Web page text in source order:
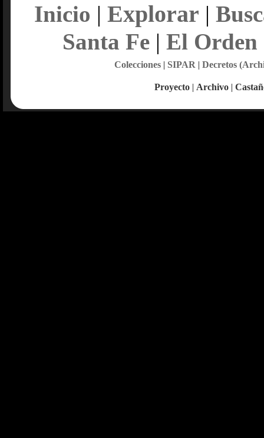
Inicio | Explorar |
Santa Fe| El Orden
Colecciones| SIPAR | Decretos
Proyecto | Archivo |